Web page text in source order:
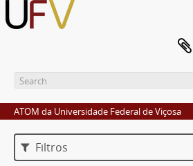
ATOM da Universidade Federal de Viçosa
Filtros